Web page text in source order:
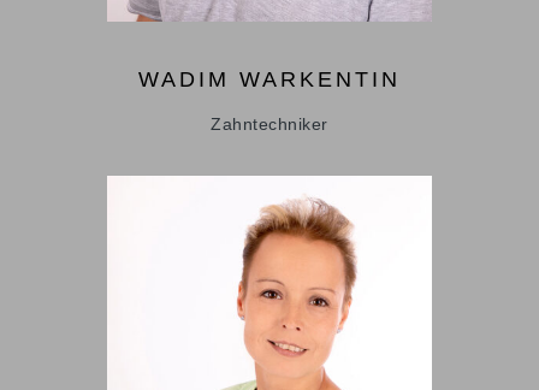
WADIM WARKENTIN
Zahntechniker